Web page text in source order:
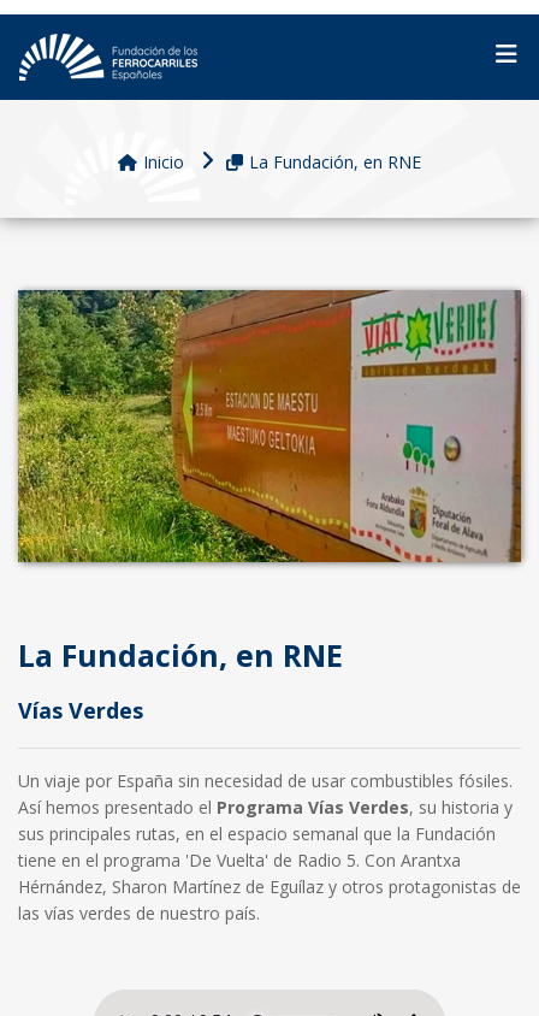
Inicio La Fundación, en RNE
La Fundación, en RNE
Vías Verdes
Un viaje por España sin necesidad de usar combustibles fósiles.
Así hemos presentado el Programa Vías Verdes, su historia y
sus principales rutas, en el espacio semanal que la Fundación
tiene en el programa 'De Vuelta' de Radio 5. Con Arantxa
Hérnández, Sharon Martínez de Eguílaz y otros protagonistas de
las vías verdes de nuestro país.